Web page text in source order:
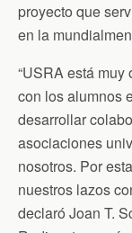
proyecto que
en la
“USRA está
con los alumnos
desarrollar
asociaciones
nosotros. Por
nuestros lazos
declaró Joan T.